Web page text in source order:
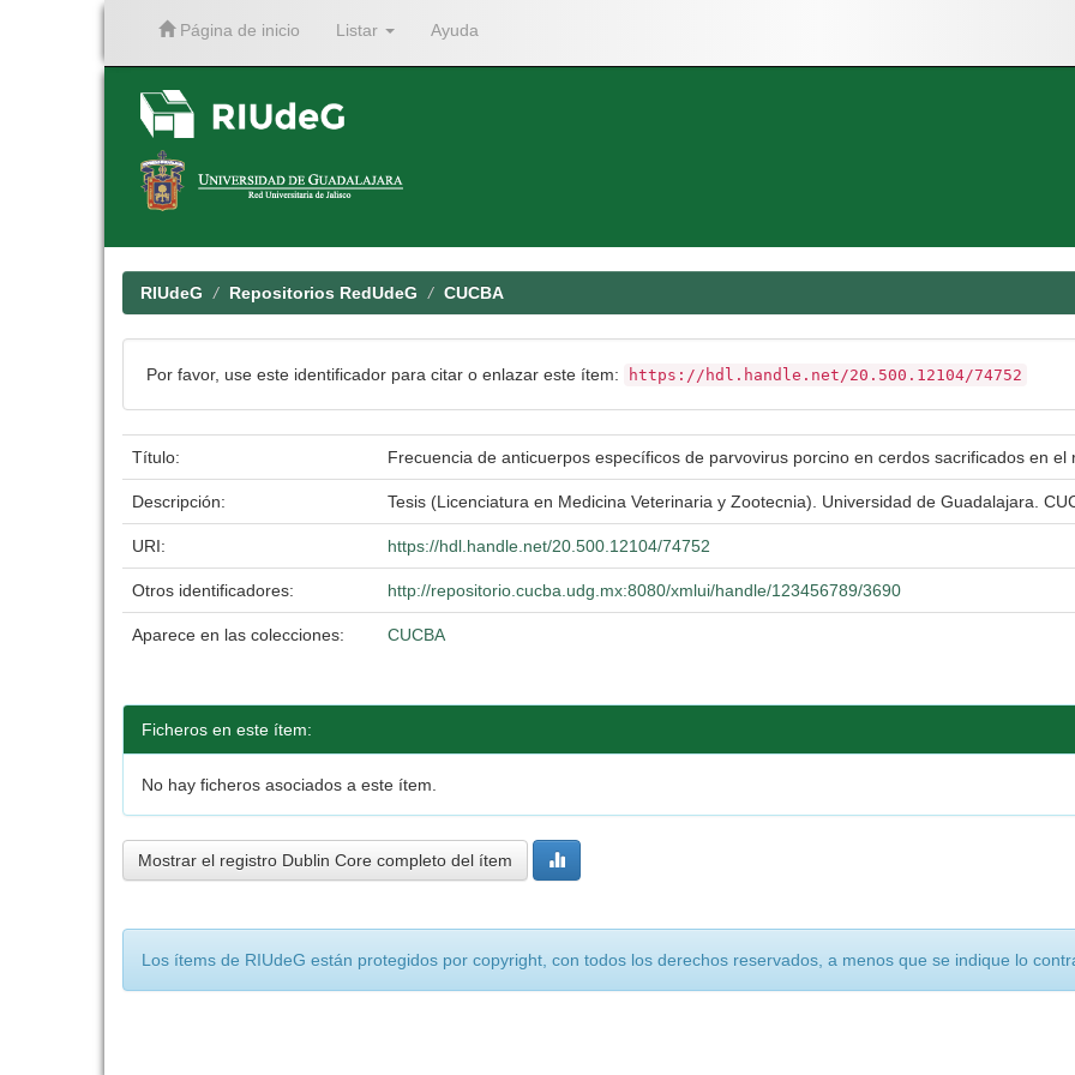
Página de inicio Listar Ayuda
RIUdeG Repositorios RedUdeG CUCBA
Por favor, use este identificador para citar o enlazar este ítem: https://hdl.handle.net/20.500.12104/74752
Título: Frecuencia de anticuerpos específicos de parvovirus porcino en cerdos sacrificados en
Descripción: Tesis (Licenciatura en Medicina Veterinaria y Zootecnia). Universidad de Guadalajara.
URI: https://hdl.handle.net/20.500.12104/74752
Otros identificadores: http://repositorio.cucba.udg.mx:8080/xmlui/handle/123456789/3690
Aparece en las colecciones: CUCBA
Ficheros en este ítem:
No hay ficheros asociados a este ítem.
Mostrar el registro Dublin Core completo del ítem
Los ítems de RIUdeG están protegidos por copyright, con todos los derechos reservados, a menos que se indique lo